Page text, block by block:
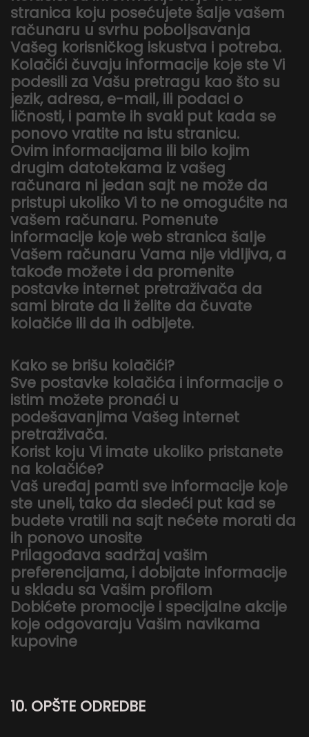
stranica koju posećujete šalje vašem
računaru u svrhu poboljsavanja
Vašeg korisničkog iskustva i potreba.
Kolačići čuvaju informacije koje ste Vi
podesili za Vašu pretragu kao što su
jezik, adresa, e-mail, ili podaci o
ličnosti, i pamte ih svaki put kada se
ponovo vratite na istu stranicu.
Ovim informacijama ili bilo kojim
drugim datotekama iz vašeg
računara ni jedan sajt ne može da
pristupi ukoliko Vi to ne omogućite na
vašem računaru. Pomenute
informacije koje web stranica šalje
Vašem računaru Vama nije vidljiva, a
takođe možete i da promenite
postavke internet pretraživača da
sami birate da li želite da čuvate
kolačiće ili da ih odbijete.
Kako se brišu kolačići?
Sve postavke kolačića i informacije o
istim možete pronaći u
podešavanjima Vašeg internet
pretraživača.
Korist koju Vi imate ukoliko pristanete
na kolačiće?
Vaš uređaj pamti sve informacije koje
ste uneli, tako da sledeći put kad se
budete vratili na sajt nećete morati da
ih ponovo unosite
Prilagođava sadržaj vašim
preferencijama, i dobijate informacije
u skladu sa Vašim profilom
Dobićete promocije i specijalne akcije
koje odgovaraju Vašim navikama
kupovine
10. OPŠTE ODREDBE